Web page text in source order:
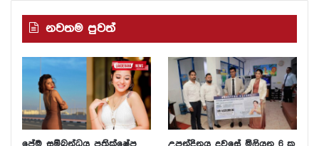
නවතම පුවත්
ප්‍රේම සම්බන්ධය ප්‍රතික්ෂේප
උපන්දිනය දවසේ මිලියන 6 ක